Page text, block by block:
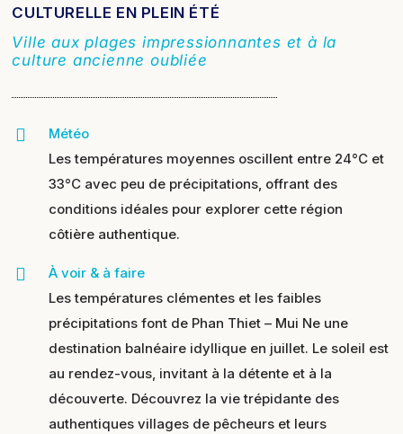
CULTURELLE EN PLEIN ÉTÉ
Ville aux plages impressionnantes et à la
culture ancienne oubliée
Météo
Les températures moyennes oscillent entre 24°C et
33°C avec peu de précipitations, offrant des
conditions idéales pour explorer cette région
côtière authentique.
À voir & à faire
Les températures clémentes et les faibles
précipitations font de Phan Thiet – Mui Ne une
destination balnéaire idyllique en juillet. Le soleil est
au rendez-vous, invitant à la détente et à la
découverte. Découvrez la vie trépidante des
authentiques villages de pêcheurs et leurs